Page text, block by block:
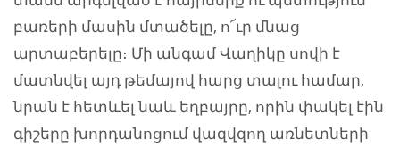
բառերի մասին մտածելը, ո՜ւր մնաց
արտաբերելը։ Մի անգամ Վաղիկը սովի է
մատնվել այդ թեմայով հարց տալու համար,
նրան է հետևել նաև եղբայրը, որին փակել էին
գիշերը խորդանոցում վազվզող առնետների